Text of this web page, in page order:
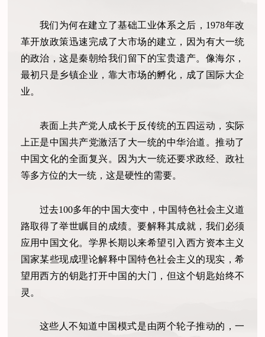
我们为何在建立了基础工业体系之后，1978年改
革开放政策迅速完成了大市场的建立，因为有大一统
的政治，这是秦朝给我们留下的宝贵遗产。像海尔，
最初只是乡镇企业，靠大市场的孵化，成了国际大企
业。
表面上共产党人成长于反传统的五四运动，实际
上正是中国共产党激活了大一统的中华治道。推动了
中国文化的全面复兴。因为大一统还要求政经、政社
等多方位的大一统，这是硬性的需要。
过去100多年的中国大变中，中国特色社会主义道
路取得了举世瞩目的成绩。要解释其成就，我们必须
应用中国文化。学界长期以来希望引入西方资本主义
国家某些现成理论解释中国特色社会主义的现实，希
望用西方的钥匙打开中国的大门，但这个钥匙始终不
灵。
这些人不知道中国模式是由两个轮子推动的，一